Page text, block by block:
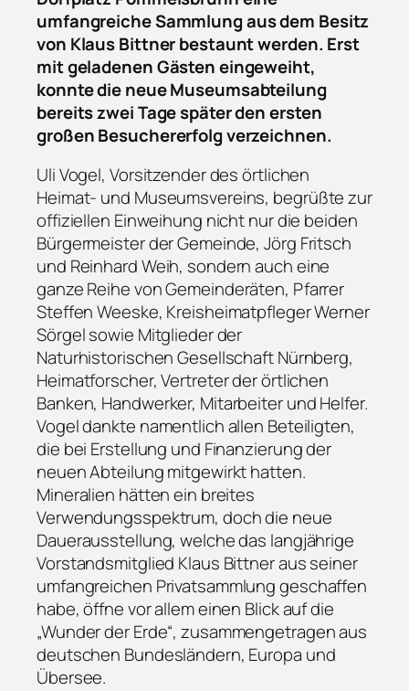
umfangreiche Sammlung aus dem Besitz
von Klaus Bittner bestaunt werden. Erst
mit geladenen Gästen eingeweiht,
konnte die neue Museumsabteilung
bereits zwei Tage später den ersten
großen Besuchererfolg verzeichnen.
Uli Vogel, Vorsitzender des örtlichen
Heimat- und Museumsvereins, begrüßte zur
offiziellen Einweihung nicht nur die beiden
Bürgermeister der Gemeinde, Jörg Fritsch
und Reinhard Weih, sondern auch eine
ganze Reihe von Gemeinderäten, Pfarrer
Steffen Weeske, Kreisheimatpfleger Werner
Sörgel sowie Mitglieder der
Naturhistorischen Gesellschaft Nürnberg,
Heimatforscher, Vertreter der örtlichen
Banken, Handwerker, Mitarbeiter und Helfer.
Vogel dankte namentlich allen Beteiligten,
die bei Erstellung und Finanzierung der
neuen Abteilung mitgewirkt hatten.
Mineralien hätten ein breites
Verwendungsspektrum, doch die neue
Dauerausstellung, welche das langjährige
Vorstandsmitglied Klaus Bittner aus seiner
umfangreichen Privatsammlung geschaffen
habe, öffne vor allem einen Blick auf die
„Wunder der Erde“, zusammengetragen aus
deutschen Bundesländern, Europa und
Übersee.